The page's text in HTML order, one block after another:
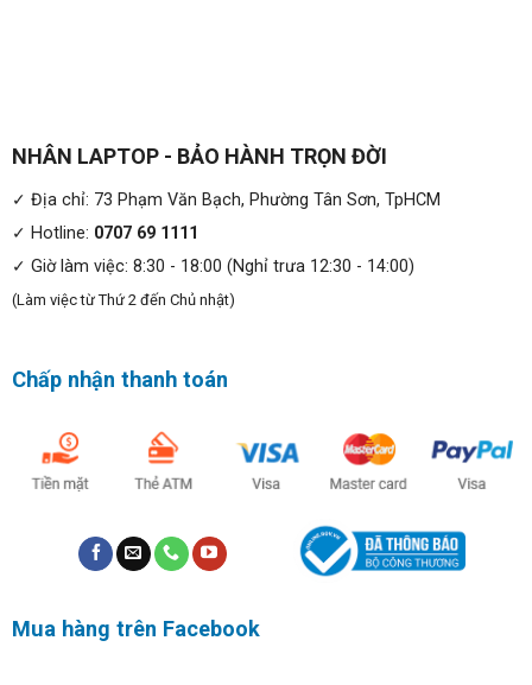
NHÂN LAPTOP - BẢO HÀNH TRỌN ĐỜI
✓ Địa chỉ: 73 Phạm Văn Bạch, Phường Tân Sơn, TpHCM
✓ Hotline: 0707 69 1111
✓ Giờ làm việc: 8:30 - 18:00 (Nghỉ trưa 12:30 - 14:00)
(Làm việc từ Thứ 2 đến Chủ nhật)
Chấp nhận thanh toán
Mua hàng trên Facebook